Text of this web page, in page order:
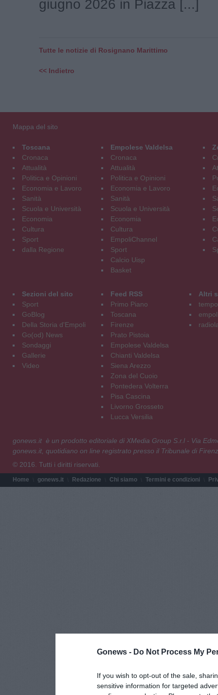
Gonews - Do Not Process My
If you wish to opt-out of the sale,
sensitive information for targeted
giugno 2026 in Piazza [...]
Tutte le notizie di Rosignano Marittimo
<< Indietro
Mappa del sito
Toscana
Cronaca
Attualità
Politica e Opinioni
Economia e Lavoro
Sanità
Scuola e Università
Economia
Cultura
Sport
dalla Regione
Empolese Valdelsa
Cronaca
Attualità
Politica e Opinioni
Economia e Lavoro
Sanità
Scuola e Università
Economia
Cultura
EmpoliChannel
Sport
Calcio Uisp
Basket
Sezioni del sito
Sport
GoBlog
Della Storia d'Empoli
Go(od) News
Sondaggi
Gallerie
Video
Feed RSS
Primo Piano
Toscana
Firenze
Prato Pistoia
Empolese Valdelsa
Chianti Valdelsa
Siena Arezzo
Zona del Cuoio
Pontedera Volterra
Pisa Cascina
Livorno Grosseto
Lucca Versilia
Altri
gonews.it è un prodotto editoriale di XMedia Group S.r.l - Via
gonews.it, quotidiano on line registrato presso il Tribunale di
© 2016. Tutti i diritti riservati.
Home gonews.it Redazione Chi siamo Termini e condizioni